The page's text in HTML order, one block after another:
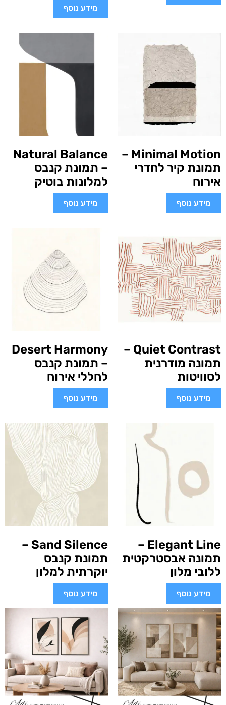
מידע נוסף
Minimal Motion –
תמונת קיר לחדרי
אירוח
מידע נוסף
Natural Balance
– תמונת קנבס
למלונות בוטיק
מידע נוסף
Quiet Contrast –
תמונה מודרנית
לסוויטות
מידע נוסף
Desert Harmony
– תמונת קנבס
לחללי אירוח
מידע נוסף
Elegant Line –
תמונה אבסטרקטית
ללובי מלון
מידע נוסף
Sand Silence –
תמונת קנבס
יוקרתית למלון
מידע נוסף